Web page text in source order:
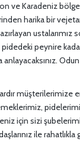
ve Karadeniz
harika bir
pidedeki peynire
için sizi
ile